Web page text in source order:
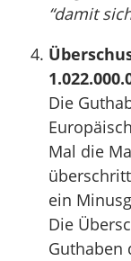
“damit
Die
Mal die
ein
Die
Guthaben